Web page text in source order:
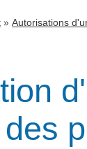
» Autorisations